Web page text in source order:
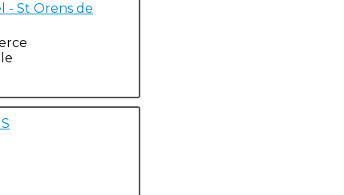
- St Orens de